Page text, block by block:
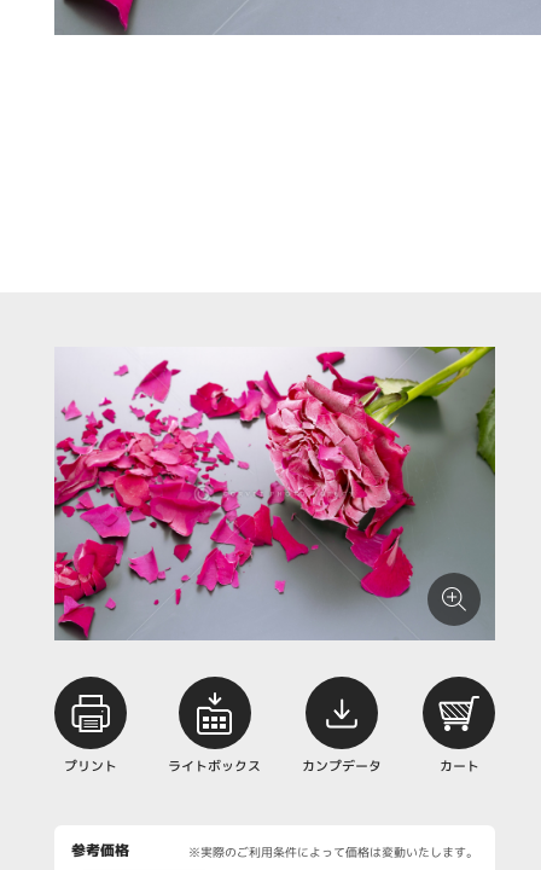
プリント ライトボックス カンプデータ カート
参考価格 ※実際のご利用条件によって価格は変動いたします。